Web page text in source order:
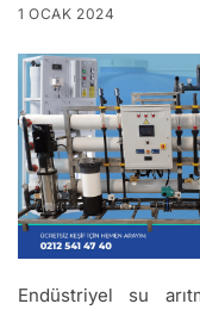
1 OCAK 2024
Endüstriyel su